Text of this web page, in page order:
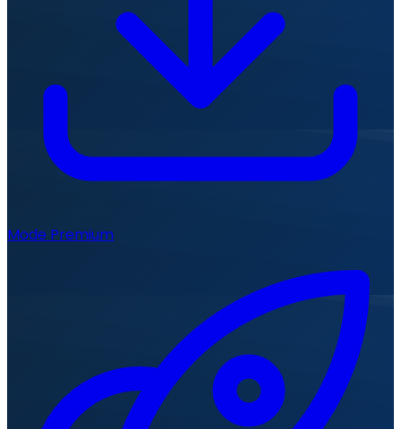
Mode Premium